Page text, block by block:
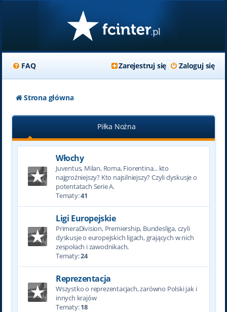
FAQ Zaloguj się
Zarejestruj się
Strona główna
Piłka Nożna
Włochy
Juventus, Milan, Roma, Fiorentina... kto
najgroźniejszy? Kto najsilniejszy? Czyli dyskusje o
potentatach Serie A.
Tematy:41
Ligi Europejskie
PrimeraDivision, Premiership, Bundesliga, czyli
dyskusje o europejskich ligach, grających w nich
zespołach i zawodnikach.
Tematy:24
Reprezentacja
Wszystko o reprezentacjach, zarówno Polski jak i
innych krajów
Tematy:18